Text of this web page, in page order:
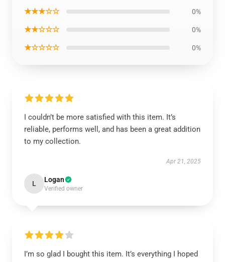
★★★☆☆ 0%
★★☆☆☆ 0%
★☆☆☆☆ 0%
I couldn’t be more satisfied with this item. It’s
reliable, performs well, and has been a great addition
to my collection.
Apr 21, 2025
L Logan
Verified owner
I’m so glad I bought this item. It’s everything I hoped